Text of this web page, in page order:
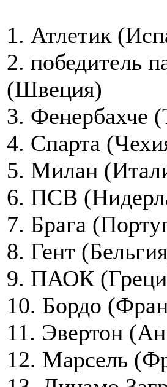
1. Атлетик
2. победитель
(Швеция)
3. Фенербахче
4. Спарта
5. Милан
6. ПСВ
7. Брага
8. Гент
9. ПАОК
10. Бордо
11. Эвертон
12. Марсель